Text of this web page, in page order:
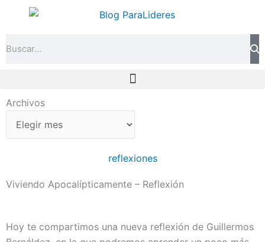
Archivos
Archivos
reflexiones
Viviendo Apocalípticamente – Reflexión
Hoy te compartimos una nueva reflexión de Guillermos